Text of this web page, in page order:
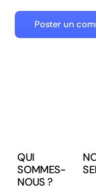
QUI
SOMMES-
NOUS ?